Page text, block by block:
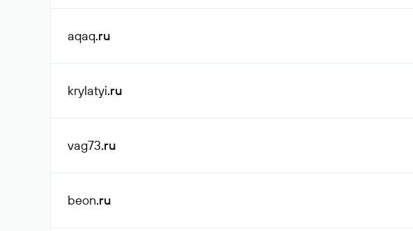
aqaq.ru
krylatyi.ru
vag73.ru
beon.ru